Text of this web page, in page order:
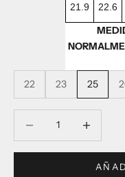
21.9 22.6
22
23 25